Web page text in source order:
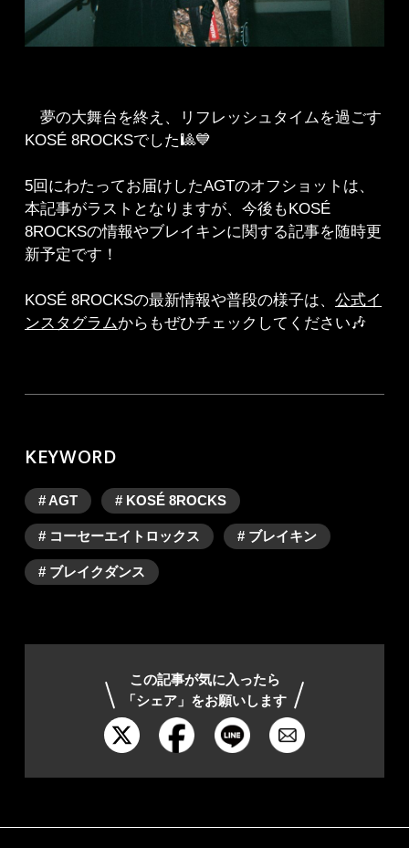
夢の大舞台を終え、リフレッシュタイムを過ごす
KOSÉ 8ROCKSでした🎱💙
5回にわたってお届けしたAGTのオフショットは、
本記事がラストとなりますが、今後もKOSÉ
8ROCKSの情報やブレイキンに関する記事を随時更
新予定です！
KOSÉ 8ROCKSの最新情報や普段の様子は、公式イ
ンスタグラムからもぜひチェックしてください🎶
KEYWORD
# AGT # KOSÉ 8ROCKS
# コーセーエイトロックス # ブレイキン
# ブレイクダンス
この記事が気に入ったら
「シェア」をお願いします